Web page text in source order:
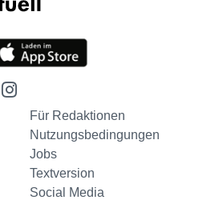
Für Redaktionen
Nutzungsbedingungen
Jobs
Textversion
Social Media